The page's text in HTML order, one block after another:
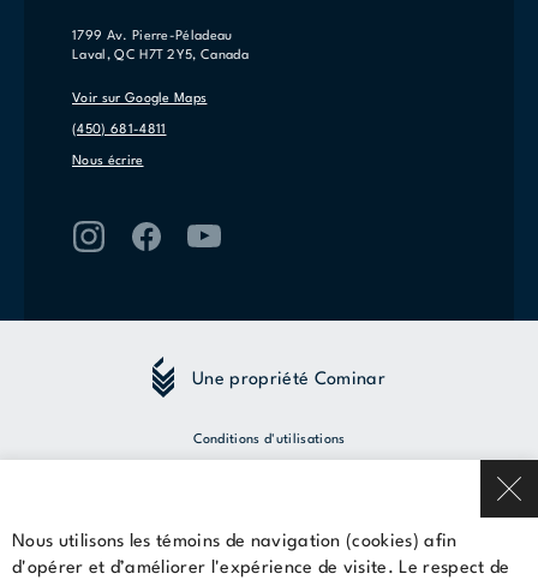
Nous utilisons les témoins de navigation (cookies) afin
d'opérer et d’améliorer l'expérience de visite. Le respect de
1799 Av. Pierre-Péladeau
Laval, QC H7T 2Y5, Canada
Voir sur Google Maps
(450) 681-4811
Nous écrire
Une propriété Cominar
Conditions d'utilisations
© 2026 Cominar